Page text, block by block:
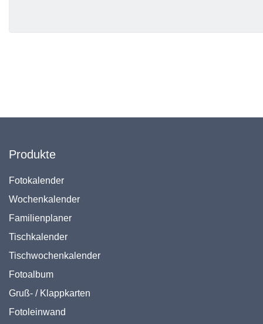
Produkte
Fotokalender
Wochenkalender
Familienplaner
Tischkalender
Tischwochenkalender
Fotoalbum
Gruß- / Klappkarten
Fotoleinwand